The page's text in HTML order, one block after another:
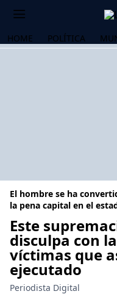
HOME POLÍTICA
El hombre se ha
la pena capital en el
Este
disculpa con
víctimas que
ejecutado
Periodista Digital